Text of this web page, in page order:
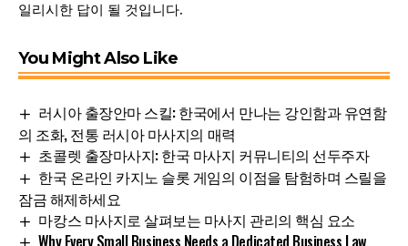
일리시한 답이 될 것입니다.
You Might Also Like
러시아 출장안마 스킬: 한국에서 만나는 강인함과 유연함
의 조화, 전통 러시아 마사지의 매력
초콜렛 출장마사지: 한국 마사지 커뮤니티의 선두주자
한국 온라인 카지노 슬롯 게임의 이점을 탐험하며 스릴을
잠금 해제하세요
마캉스 마사지로 살펴보는 마사지 관리의 핵심 요소
Why Every Small Business Needs a Dedicated Business Law